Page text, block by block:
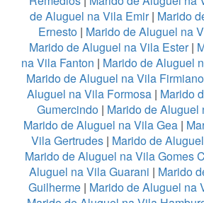
de Aluguel na Vila Emir| Marido
Ernesto | Marido de Aluguel na
Marido de Aluguel na Vila Ester|
na Vila Fanton | Marido de Aluguel
Marido de Aluguel na Vila
Aluguel na Vila Formosa | Marido
Gumercindo | Marido de Aluguel
Marido de Aluguel na Vila Gea |
Vila Gertrudes| Marido de
Marido de Aluguel na Vila Gomes
Aluguel na Vila Guarani | Marido
Guilherme| Marido de Aluguel na